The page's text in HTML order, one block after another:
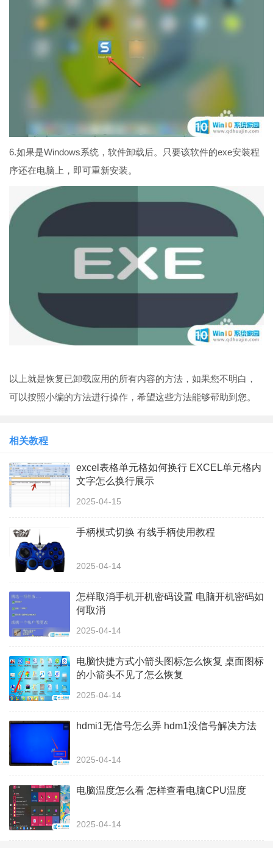
6.如果是Windows系统，软件卸载后。只要该软件的exe安装程
序还在电脑上，即可重新安装。
以上就是恢复已卸载应用的所有内容的方法，如果您不明白，
可以按照小编的方法进行操作，希望这些方法能够帮助到您。
相关教程
excel表格单元格如何换行 EXCEL单元格内
文字怎么换行展示
2025-04-15
手柄模式切换 有线手柄使用教程
2025-04-14
怎样取消手机开机密码设置 电脑开机密码如
何取消
2025-04-14
电脑快捷方式小箭头图标怎么恢复 桌面图标
的小箭头不见了怎么恢复
2025-04-14
hdmi1无信号怎么弄 hdm1没信号解决方法
2025-04-14
电脑温度怎么看 怎样查看电脑CPU温度
2025-04-14